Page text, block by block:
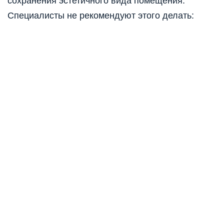
Специалисты не рекомендуют этого делать: